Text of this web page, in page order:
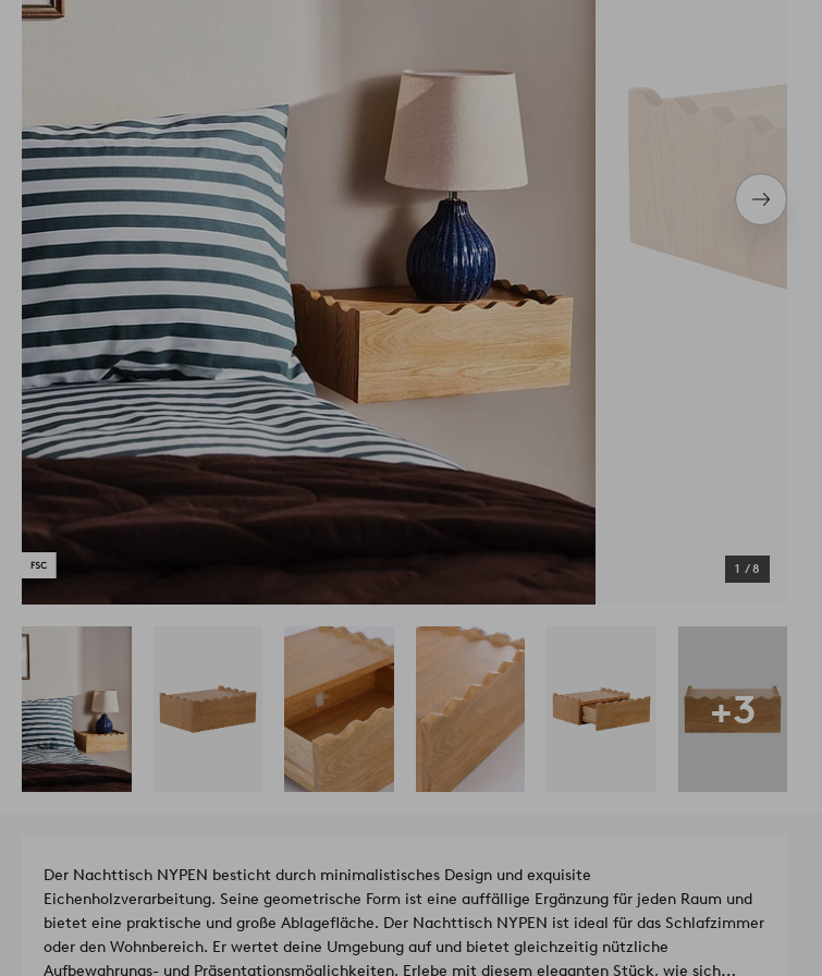
Nächstes
Produkt
1 /8
+3
Der Nachttisch NYPEN besticht durch minimalistisches Design und exquisite
Eichenholzverarbeitung. Seine geometrische Form ist eine auffällige Ergänzung für jeden Raum und
bietet eine praktische und große Ablagefläche. Der Nachttisch NYPEN ist ideal für das Schlafzimmer
oder den Wohnbereich. Er wertet deine Umgebung auf und bietet gleichzeitig nützliche
Aufbewahrungs- und Präsentationsmöglichkeiten. Erlebe mit diesem eleganten Stück, wie sich